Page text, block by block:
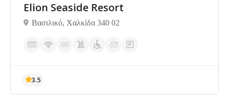
Elion Seaside Resort
Βασιλικό, Χαλκίδα 340 02